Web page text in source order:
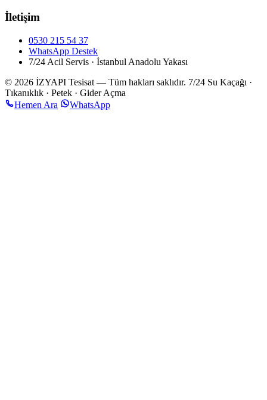
İletişim
0530 215 54 37
WhatsApp Destek
7/24 Acil Servis · İstanbul Anadolu Yakası
© 2026 İZYAPI Tesisat — Tüm hakları saklıdır. 7/24 Su Kaçağı ·
Tıkanıklık · Petek · Gider Açma
Hemen Ara
WhatsApp